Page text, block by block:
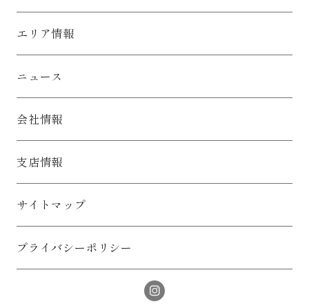
エリア情報
ニュース
会社情報
支店情報
サイトマップ
プライバシーポリシー